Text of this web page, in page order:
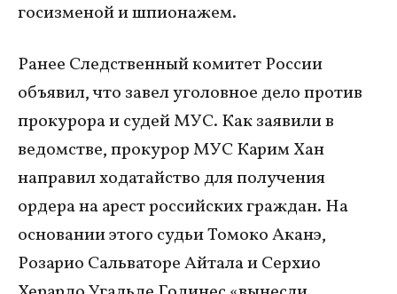
госизменой и шпионажем.
Ранее Следственный комитет России
объявил, что завел уголовное дело против
прокурора и судей МУС. Как заявили в
ведомстве, прокурор МУС Карим Хан
направил ходатайство для получения
ордера на арест российских граждан. На
основании этого судьи Томоко Аканэ,
Розарио Сальваторе Айтала иСерхио